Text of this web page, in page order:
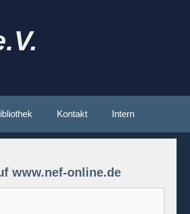
Kontakt Intern
www.nef-online.de